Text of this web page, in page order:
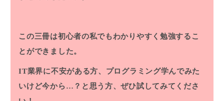
この三冊は初心者の私でもわかりやすく勉強するこ
とができました。
IT業界に不安がある方、プログラミング学んでみた
いけど今から…？と思う方、ぜひ試してみてくださ